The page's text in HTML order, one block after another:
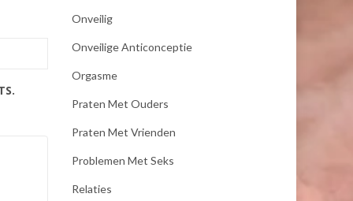
Onveilig
Onveilige Anticonceptie
Orgasme
Praten Met Ouders
Praten Met Vrienden
Problemen Met Seks
Relaties